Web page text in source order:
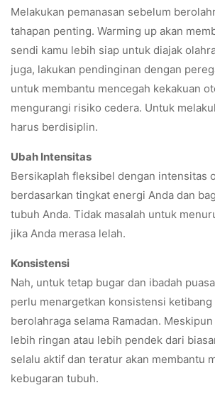
Melakukan pemanasan sebelum
tahapan penting. Warming up akan
sendi kamu lebih siap untuk diajak
juga, lakukan pendinginan dengan
untuk membantu mencegah kekakuan
mengurangi risiko cedera. Untuk
harus berdisiplin.
Ubah Intensitas
Bersikaplah fleksibel dengan intensitas
berdasarkan tingkat energi Anda dan
tubuh Anda. Tidak masalah untuk
jika Anda merasa lelah.
Konsistensi
Nah, untuk tetap bugar dan ibadah
perlu menargetkan konsistensi
berolahraga selama Ramadan.
lebih ringan atau lebih pendek dari
selalu aktif dan teratur akan membantu
kebugaran tubuh.